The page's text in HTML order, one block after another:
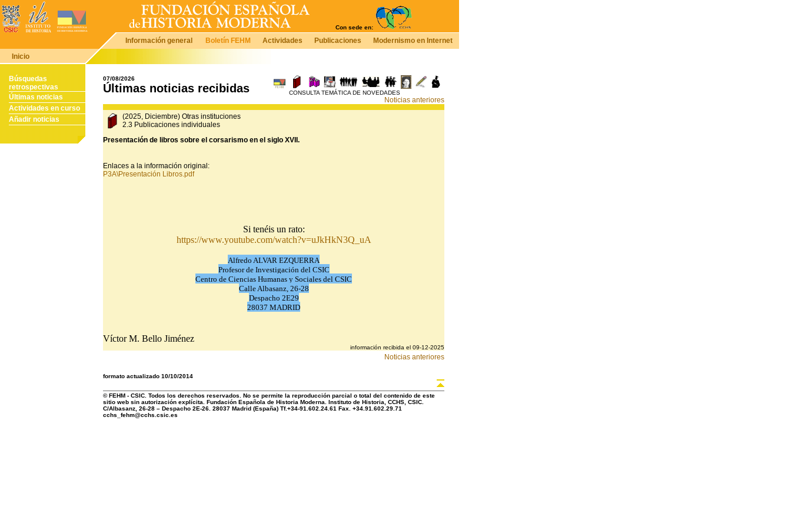
Con sede en:
Información general Boletín FEHM Actividades Publicaciones
Modernismo en Internet
Inicio
Búsquedas
retrospectivas
Últimas noticias
Actividades en curso
Añadir noticias
07/08/2026
Últimas noticias recibidas CONSULTA TEMÁTICA DE NOVEDADES
Noticias anteriores
(2025, Diciembre) Otras instituciones
2.3 Publicaciones individuales
Presentación de libros sobre el corsarismo en el siglo XVII.
Enlaces a la información original:
P3A\Presentación Libros.pdf
Si tenéis un rato:
https://www.youtube.com/watch?v=uJkHkN3Q_uA
Alfredo ALVAR EZQUERRA
Profesor de Investigación del CSIC
Centro de Ciencias Humanas y Sociales del CSIC
Calle Albasanz, 26-28
Despacho 2E29
28037 MADRID
Víctor M. Bello Jiménez
información recibida el 09-12-2025
Noticias anteriores
formato actualizado 10/10/2014
© FEHM - CSIC. Todos los derechos reservados. No se permite la reproducción parcial o total del contenido de este
sitio web sin autorización explícita. Fundación Española de Historia Moderna. Instituto de Historia, CCHS, CSIC.
C/Albasanz, 26-28 – Despacho 2E-26. 28037 Madrid (España) Tf.+34-91.602.24.61 Fax. +34.91.602.29.71
cchs_fehm@cchs.csic.es